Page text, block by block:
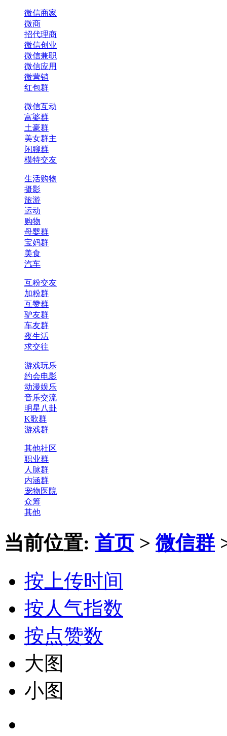
微信商家
微商
招代理商
微信创业
微信兼职
微信应用
微营销
红包群
微信互动
富婆群
土豪群
美女群主
闲聊群
模特交友
生活购物
摄影
旅游
运动
购物
母婴群
宝妈群
美食
汽车
互粉交友
加粉群
互赞群
驴友群
车友群
夜生活
求交往
游戏玩乐
约会电影
动漫娱乐
音乐交流
明星八卦
K歌群
游戏群
其他社区
职业群
人脉群
内涵群
宠物医院
众筹
其他
当前位置: 首页 >微信群
按上传时间
按人气指数
按点赞数
大图
小图